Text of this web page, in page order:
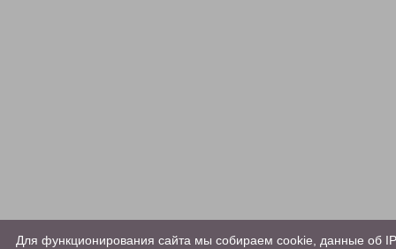
Для функционирования сайта мы собираем cookie, данные об